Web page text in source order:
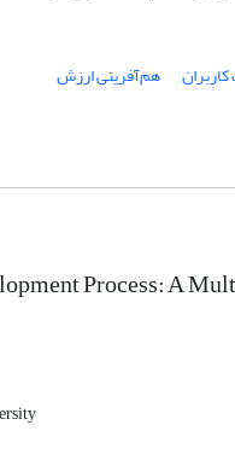
هم‌آفرینی ارزش
Process: A